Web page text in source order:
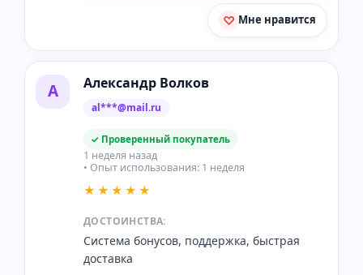
Мне нравится
А Александр Волков
al***@mail.ru
✓ Проверенный покупатель
1 неделя назад
• Опыт использования: 1 неделя
★★★★★
ДОСТОИНСТВА:
Система бонусов, поддержка, быстрая
доставка